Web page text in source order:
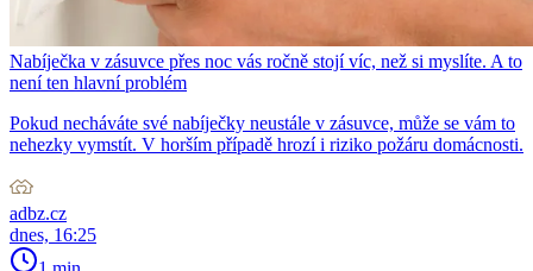
Nabíječka v zásuvce přes noc vás ročně stojí víc, než si myslíte. A to
není ten hlavní problém
Pokud necháváte své nabíječky neustále v zásuvce, může se vám to
nehezky vymstít. V horším případě hrozí i riziko požáru domácnosti.
adbz.cz
dnes, 16:25